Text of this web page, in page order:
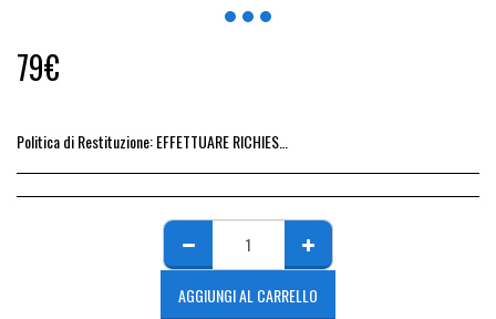
79€
Politica di Restituzione:EFFETTUARE RICHIESTA DI RESO ENTRO 14 GIORNI DALL&#039;ACQUISTO DEL RICAMBIO, IL RIMBORSO VIENE EMESSO ALLA CONSEGNA DEL RICAMBIO IN SEDE.
AGGIUNGI AL CARRELLO